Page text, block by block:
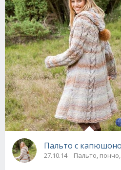
Пальто с
27.10.14 Пальто,